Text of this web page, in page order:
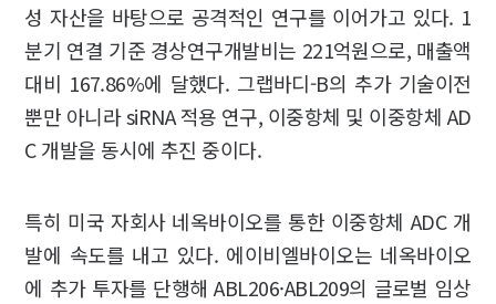
성 자산을 바탕으로 공격적인 연구를 이어가고 있다. 1
분기 연결 기준 경상연구개발비는 221억원으로, 매출액
대비 167.86%에 달했다. 그랩바디-B의 추가 기술이전
뿐만 아니라 siRNA 적용 연구, 이중항체 및 이중항체 AD
C 개발을 동시에 추진 중이다.
특히 미국 자회사 네옥바이오를 통한 이중항체 ADC 개
발에 속도를 내고 있다. 에이비엘바이오는 네옥바이오
에 추가 투자를 단행해 ABL206·ABL209의 글로벌 임상